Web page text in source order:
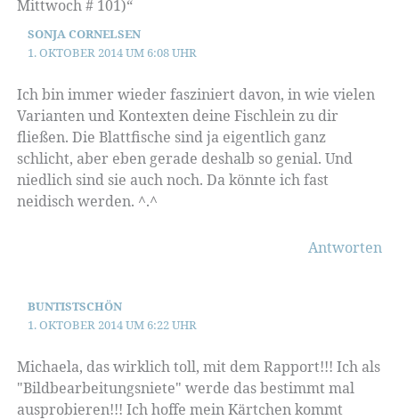
Mittwoch # 101)“
SONJA CORNELSEN
1. OKTOBER 2014 UM 6:08 UHR
Ich bin immer wieder fasziniert davon, in wie vielen
Varianten und Kontexten deine Fischlein zu dir
fließen. Die Blattfische sind ja eigentlich ganz
schlicht, aber eben gerade deshalb so genial. Und
niedlich sind sie auch noch. Da könnte ich fast
neidisch werden. ^.^
Antworten
BUNTISTSCHÖN
1. OKTOBER 2014 UM 6:22 UHR
Michaela, das wirklich toll, mit dem Rapport!!! Ich als
"Bildbearbeitungsniete" werde das bestimmt mal
ausprobieren!!! Ich hoffe mein Kärtchen kommt